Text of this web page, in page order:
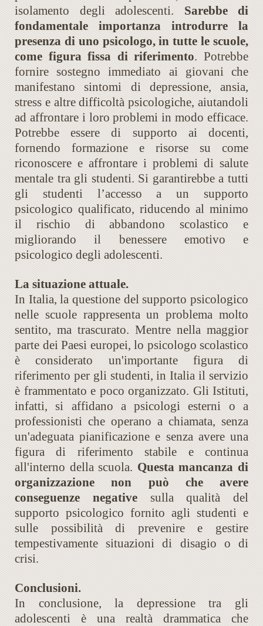
isolamento degli adolescenti. Sarebbe di
fondamentale importanza introdurre la
presenza di uno psicologo, in tutte le scuole,
come figura fissa di riferimento. Potrebbe
fornire sostegno immediato ai giovani che
manifestano sintomi di depressione, ansia,
stress e altre difficoltà psicologiche, aiutandoli
ad affrontare i loro problemi in modo efficace.
Potrebbe essere di supporto ai docenti,
fornendo formazione e risorse su come
riconoscere e affrontare i problemi di salute
mentale tra gli studenti. Si garantirebbe a tutti
gli studenti l’accesso a un supporto
psicologico qualificato, riducendo al minimo
il rischio di abbandono scolastico e
migliorando il benessere emotivo e
psicologico degli adolescenti.
La situazione attuale.
In Italia, la questione del supporto psicologico
nelle scuole rappresenta un problema molto
sentito, ma trascurato. Mentre nella maggior
parte dei Paesi europei, lo psicologo scolastico
è considerato un'importante figura di
riferimento per gli studenti, in Italia il servizio
è frammentato e poco organizzato. Gli Istituti,
infatti, si affidano a psicologi esterni o a
professionisti che operano a chiamata, senza
un'adeguata pianificazione e senza avere una
figura di riferimento stabile e continua
all'interno della scuola. Questa mancanza di
organizzazione non può che avere
conseguenze negativesulla qualità del
supporto psicologico fornito agli studenti e
sulle possibilità di prevenire e gestire
tempestivamente situazioni di disagio o di
crisi.
Conclusioni.
In conclusione, la depressione tra gli
adolescenti è una realtà drammatica che